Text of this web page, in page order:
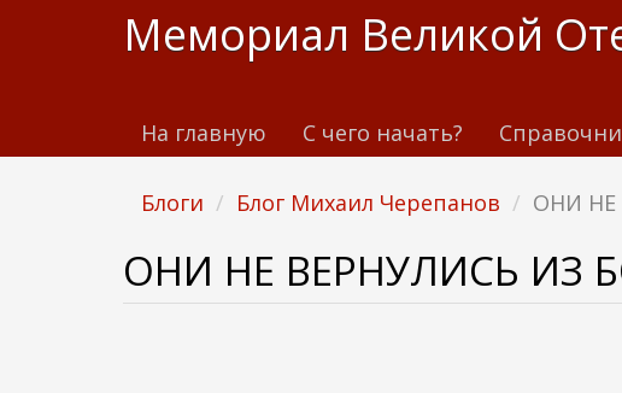
т
Мемориал Великой
На главную С чего начать?
Блоги Блог Михаил Черепанов ОНИ НЕ
ОНИ НЕ ВЕРНУЛИСЬ ИЗ